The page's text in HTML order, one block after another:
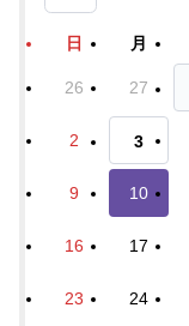
日 月
26 27
2 3
9 10
16 17
23 24